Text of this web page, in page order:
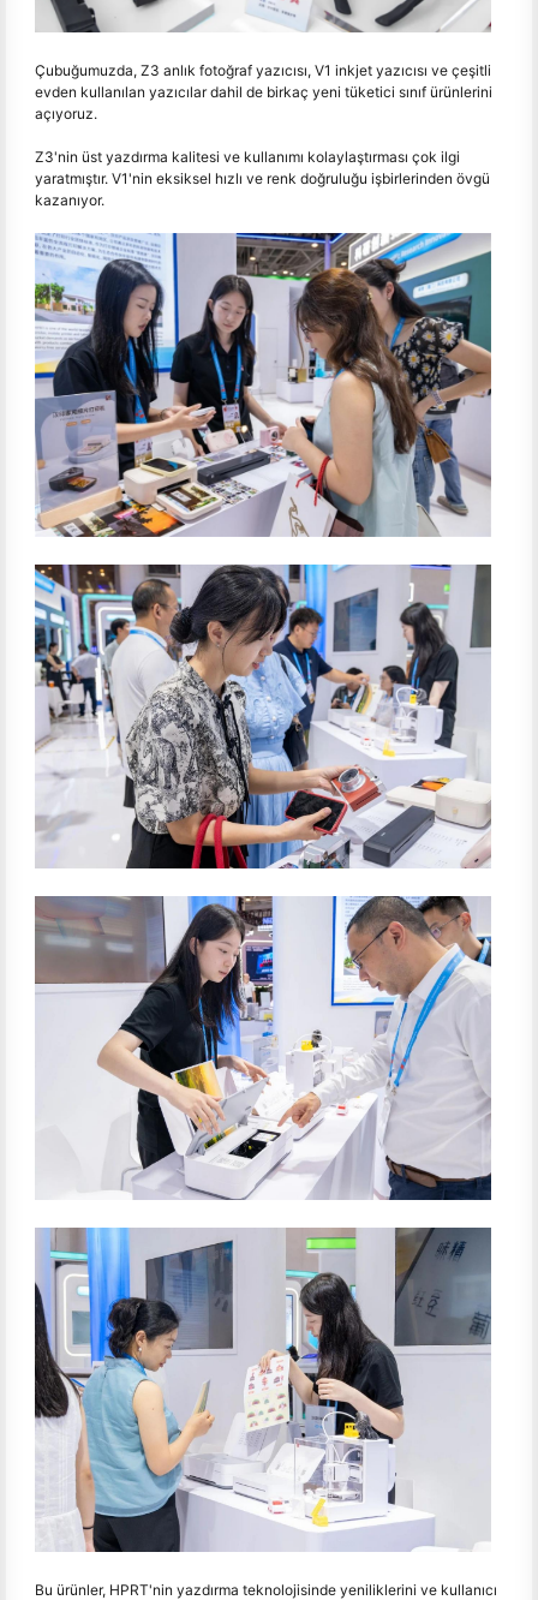
Çubuğumuzda, Z3 anlık fotoğraf yazıcısı, V1 inkjet yazıcısı ve çeşitli
evden kullanılan yazıcılar dahil de birkaç yeni tüketici sınıf ürünlerini
açıyoruz.
Z3'nin üst yazdırma kalitesi ve kullanımı kolaylaştırması çok ilgi
yaratmıştır. V1'nin eksiksel hızlı ve renk doğruluğu işbirlerinden övgü
kazanıyor.
Bu ürünler, HPRT'nin yazdırma teknolojisinde yeniliklerini ve kullanıcı